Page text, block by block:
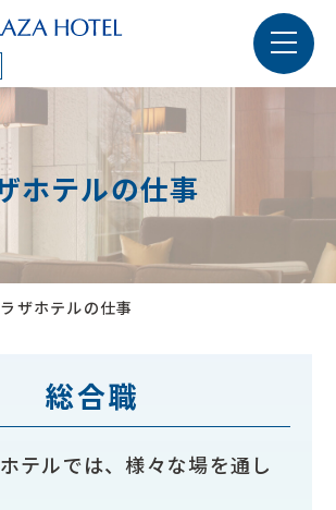
ホテルの仕事
ザホテルの仕事
総合職
テルでは、様々な場を通し